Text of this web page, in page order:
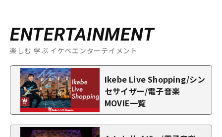
ENTERTAINMENT
楽しむ 学ぶ イケベエンターテイメント
Ikebe Live Shopping/シン
セサイザー/電子音楽
MOVIE一覧